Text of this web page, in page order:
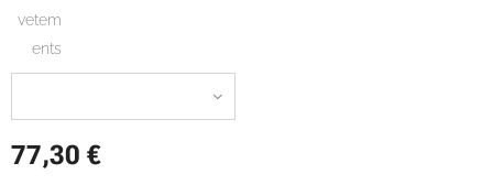
vetem
ents
77,30 €